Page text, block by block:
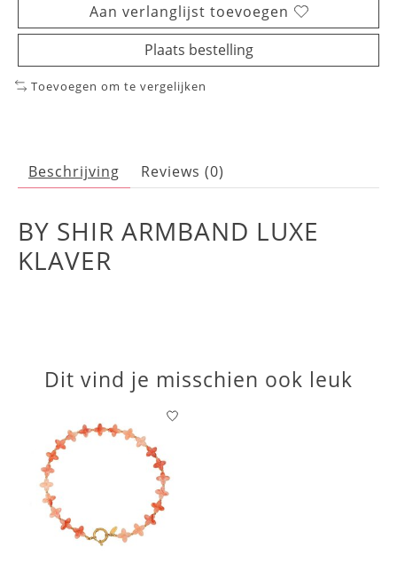
Aan verlanglijst toevoegen
Plaats bestelling
Toevoegen om te vergelijken
Beschrijving Reviews (0)
BY SHIR ARMBAND LUXE
KLAVER
Dit vind je misschien ook leuk
Items van productcarrousel